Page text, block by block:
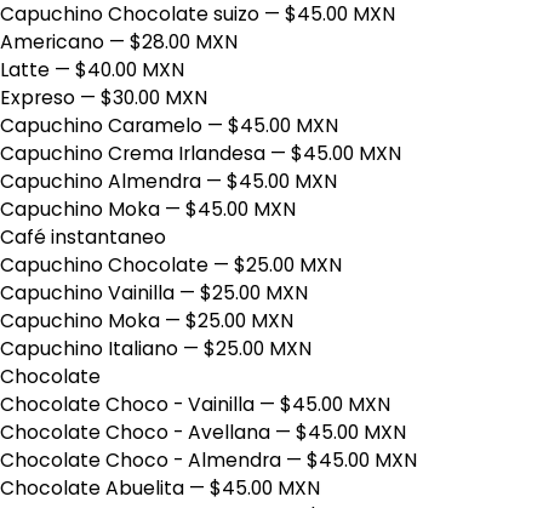
Capuchino Chocolate suizo — $45.00 MXN
Americano — $28.00 MXN
Latte — $40.00 MXN
Expreso — $30.00 MXN
Capuchino Caramelo — $45.00 MXN
Capuchino Crema Irlandesa — $45.00 MXN
Capuchino Almendra — $45.00 MXN
Capuchino Moka — $45.00 MXN
Café instantaneo
Capuchino Chocolate — $25.00 MXN
Capuchino Vainilla — $25.00 MXN
Capuchino Moka — $25.00 MXN
Capuchino Italiano — $25.00 MXN
Chocolate
Chocolate Choco - Vainilla — $45.00 MXN
Chocolate Choco - Avellana — $45.00 MXN
Chocolate Choco - Almendra — $45.00 MXN
Chocolate Abuelita — $45.00 MXN